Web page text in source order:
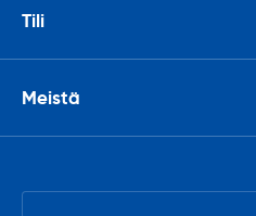
Tili
Meistä